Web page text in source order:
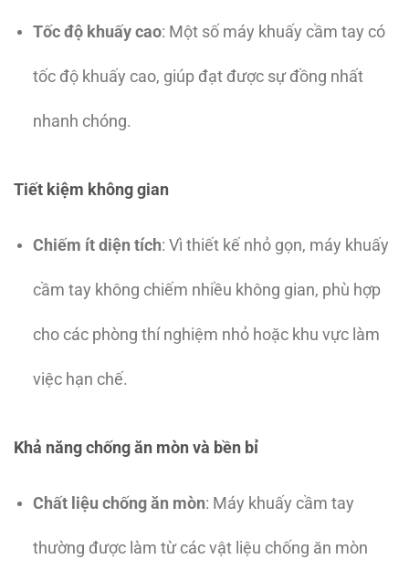
Tốc độ khuấy cao: Một số máy khuấy cầm tay có
tốc độ khuấy cao, giúp đạt được sự đồng nhất
nhanh chóng.
Tiết kiệm không gian
Chiếm ít diện tích: Vì thiết kế nhỏ gọn, máy khuấy
cầm tay không chiếm nhiều không gian, phù hợp
cho các phòng thí nghiệm nhỏ hoặc khu vực làm
việc hạn chế.
Khả năng chống ăn mòn và bền bỉ
Chất liệu chống ăn mòn: Máy khuấy cầm tay
thường được làm từ các vật liệu chống ăn mòn